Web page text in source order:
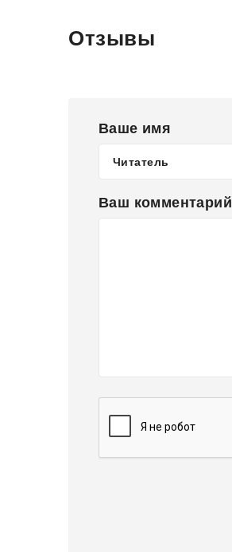
Отзывы
Ваше имя
Ваш комментарий